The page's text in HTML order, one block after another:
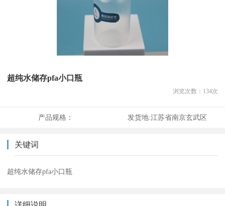
超纯水储存pfa小口瓶
浏览次数： 134次
产品规格： 发货地:江苏省南京玄武区
关键词
超纯水储存pfa小口瓶